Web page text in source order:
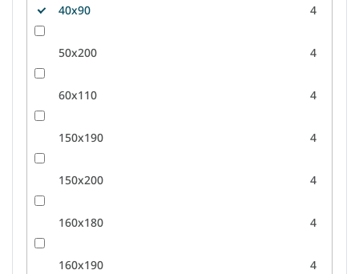
40x90 4
50x200 4
60x110 4
150x190 4
150x200 4
160x180 4
160x190 4